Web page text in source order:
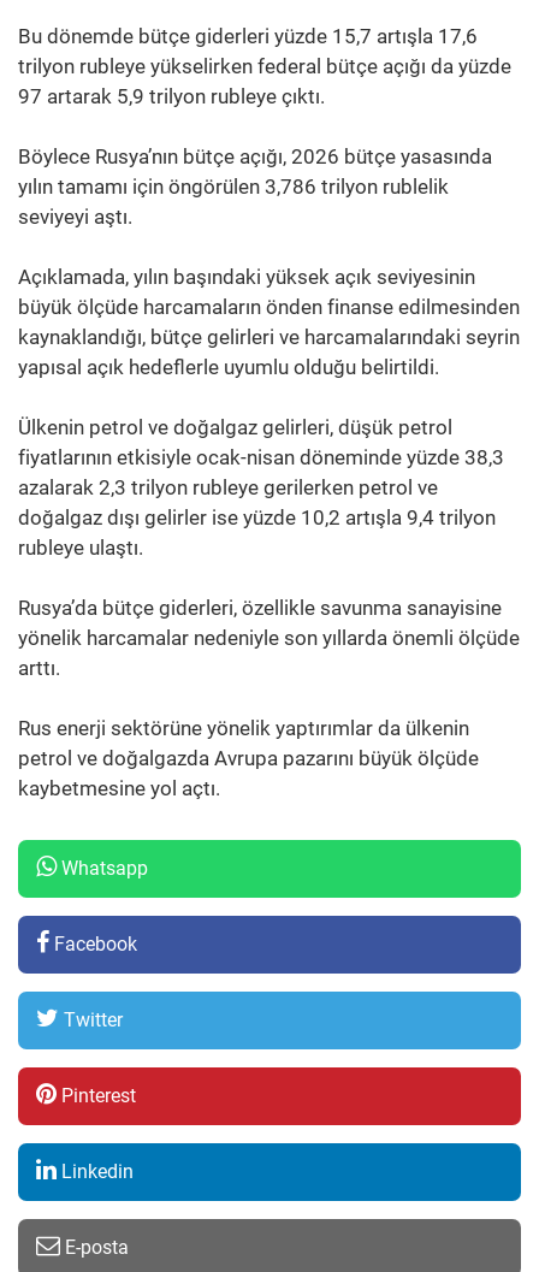
Bu dönemde bütçe giderleri yüzde 15,7 artışla 17,6
trilyon rubleye yükselirken federal bütçe açığı da yüzde
97 artarak 5,9 trilyon rubleye çıktı.
Böylece Rusya’nın bütçe açığı, 2026 bütçe yasasında
yılın tamamı için öngörülen 3,786 trilyon rublelik
seviyeyi aştı.
Açıklamada, yılın başındaki yüksek açık seviyesinin
büyük ölçüde harcamaların önden finanse edilmesinden
kaynaklandığı, bütçe gelirleri ve harcamalarındaki seyrin
yapısal açık hedeflerle uyumlu olduğu belirtildi.
Ülkenin petrol ve doğalgaz gelirleri, düşük petrol
fiyatlarının etkisiyle ocak-nisan döneminde yüzde 38,3
azalarak 2,3 trilyon rubleye gerilerken petrol ve
doğalgaz dışı gelirler ise yüzde 10,2 artışla 9,4 trilyon
rubleye ulaştı.
Rusya’da bütçe giderleri, özellikle savunma sanayisine
yönelik harcamalar nedeniyle son yıllarda önemli ölçüde
arttı.
Rus enerji sektörüne yönelik yaptırımlar da ülkenin
petrol ve doğalgazda Avrupa pazarını büyük ölçüde
kaybetmesine yol açtı.
Whatsapp
Facebook
Twitter
Pinterest
Linkedin
E-posta